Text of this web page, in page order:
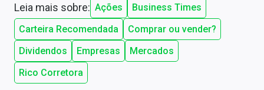
Leia mais sobre: Ações
Business Times
Carteira Recomendada
Comprar ou vender?
Dividendos
Empresas
Mercados
Rico Corretora